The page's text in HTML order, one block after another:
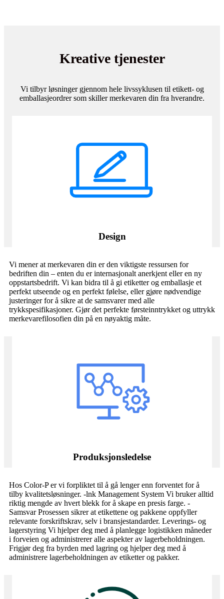
Kreative tjenester
Vi tilbyr løsninger gjennom hele livssyklusen til etikett- og
emballasjeordrer som skiller merkevaren din fra hverandre.
Design
Vi mener at merkevaren din er den viktigste ressursen for
bedriften din – enten du er internasjonalt anerkjent eller en ny
oppstartsbedrift. Vi kan bidra til å gi etiketter og emballasje et
perfekt utseende og en perfekt følelse, eller gjøre nødvendige
justeringer for å sikre at de samsvarer med alle
trykkspesifikasjoner. Gjør det perfekte førsteinntrykket og uttrykk
merkevarefilosofien din på en nøyaktig måte.
Produksjonsledelse
Hos Color-P er vi forpliktet til å gå lenger enn forventet for å
tilby kvalitetsløsninger. -lnk Management System Vi bruker alltid
riktig mengde av hvert blekk for å skape en presis farge. -
Samsvar Prosessen sikrer at etikettene og pakkene oppfyller
relevante forskriftskrav, selv i bransjestandarder. Leverings- og
lagerstyring Vi hjelper deg med å planlegge logistikken måneder
i forveien og administrerer alle aspekter av lagerbeholdningen.
Frigjør deg fra byrden med lagring og hjelper deg med å
administrere lagerbeholdningen av etiketter og pakker.